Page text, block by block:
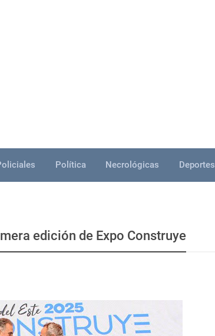
Política Necrológicas Deportes
edición de Expo Construye